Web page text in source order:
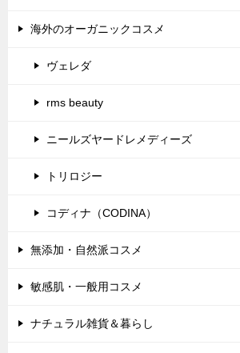
海外のオーガニックコスメ
ヴェレダ
rms beauty
ニールズヤードレメディーズ
トリロジー
コディナ（CODINA）
無添加・自然派コスメ
敏感肌・一般用コスメ
ナチュラル雑貨＆暮らし